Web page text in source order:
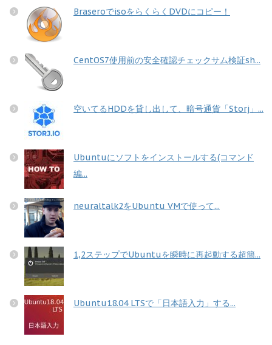
BraseroでisoをらくらくDVDにコピー！
CentOS7使用前の安全確認チェックサム検証sh...
空いてるHDDを貸し出して、暗号通貨「Storj」...
Ubuntuにソフトをインストールする(コマンド
編...
neuraltalk2をUbuntu VMで使って...
1,2ステップでUbuntuを瞬時に再起動する超簡...
Ubuntu18.04 LTSで「日本語入力」する...